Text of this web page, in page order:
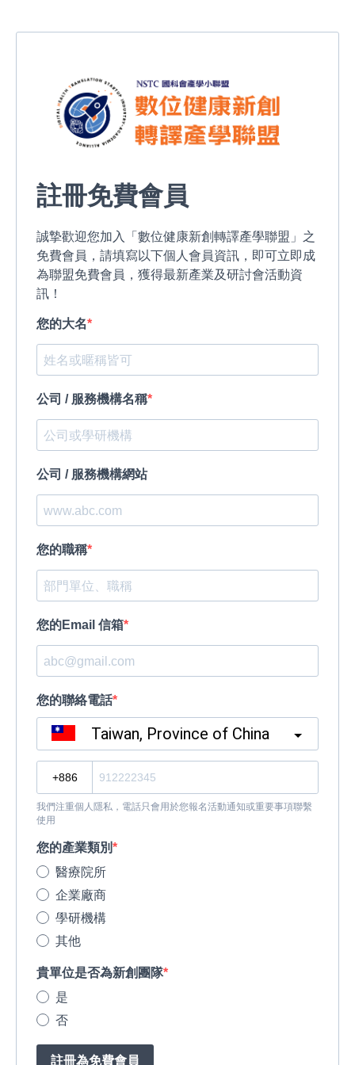
註冊免費會員
誠摯歡迎您加入「數位健康新創轉譯產學聯盟」之
免費會員，請填寫以下個人會員資訊，即可立即成
為聯盟免費會員，獲得最新產業及研討會活動資
訊！
您的大名
公司 / 服務機構名稱
公司 / 服務機構網站
您的職稱
您的Email 信箱
您的聯絡電話
Taiwan, Province of China
我們注重個人隱私，電話只會用於您報名活動通知或重要事項聯繫
使用
您的產業類別
醫療院所
企業廠商
學研機構
其他
貴單位是否為新創團隊
是
否
註冊為免費會員